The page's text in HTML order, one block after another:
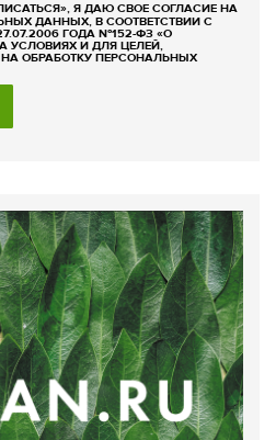
Я ДАЮ СВОЕ СОГЛАСИЕ НА
ДАННЫХ, В СООТВЕТСТВИИ С
ГОДА №152-ФЗ «О
УСЛОВИЯХ И ДЛЯ ЦЕЛЕЙ,
ОБРАБОТКУ ПЕРСОНАЛЬНЫХ